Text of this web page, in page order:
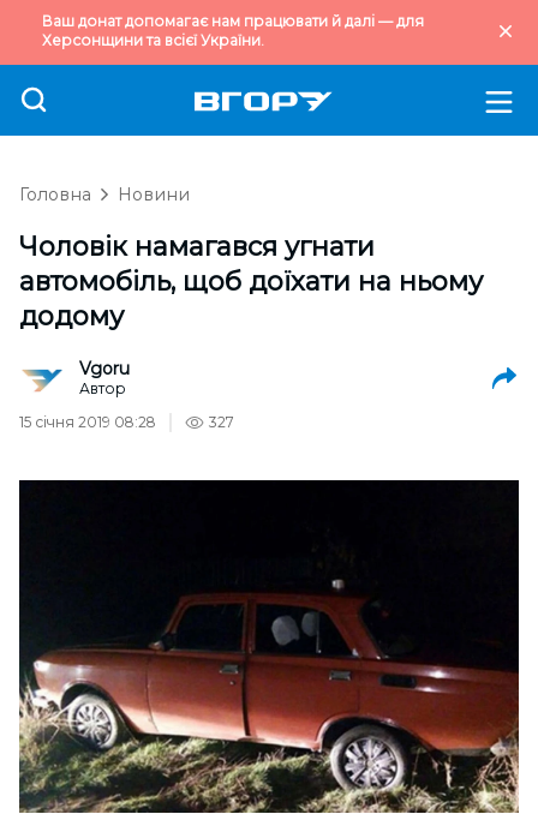
Ваш донат допомагає нам працювати й далі — для
Херсонщини та всієї України.
Головна Новини
Чоловік намагався угнати
автомобіль, щоб доїхати на ньому
додому
Vgoru
Автор
15 січня 2019 08:28
327